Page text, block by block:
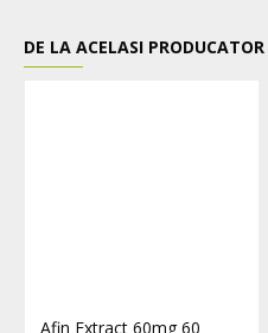
DE LA ACELASI PRODUCATOR
Afin Extract 60mg 60